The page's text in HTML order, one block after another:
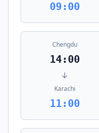
09:00
Chengdu
14:00
↓
Karachi
11:00